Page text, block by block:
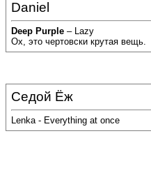
Daniel
Deep Purple – Lazy
Ох, это чертовски крутая вещь.
Седой Ёж
Lenka - Everything at once